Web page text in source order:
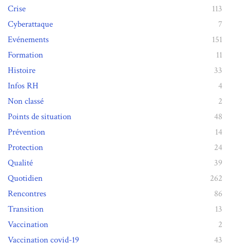
Crise
113
Cyberattaque
7
Evénements
151
Formation
11
Histoire
33
Infos RH
4
Non classé
2
Points de situation
48
Prévention
14
Protection
24
Qualité
39
Quotidien
262
Rencontres
86
Transition
13
Vaccination
2
Vaccination covid-19
43